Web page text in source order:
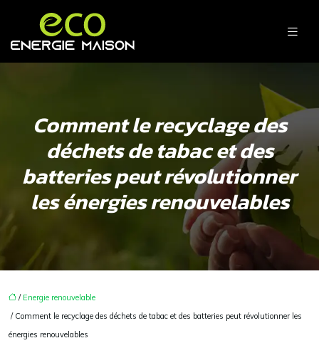
Comment le recyclage des
déchets de tabac et des
batteries peut révolutionner
les énergies renouvelables
/ Energie renouvelable
/ Comment le recyclage des déchets de tabac et des batteries peut révolutionner les
énergies renouvelables